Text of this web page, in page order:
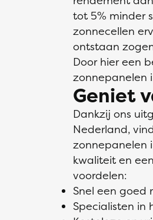
tot 5% minder
zonnecellen
ontstaan
Door hier een
zonnepanelen
Geniet
Dankzij ons
Nederland,
zonnepanelen
kwaliteit en
voordelen:
Snel een goed
Specialisten in